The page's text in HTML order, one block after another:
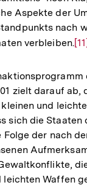
Aspekte der
nach
verbleiben.Zur
[11]
zielt darauf ab,
und
sich die Staaten
Folge der nach
leichten Waffen